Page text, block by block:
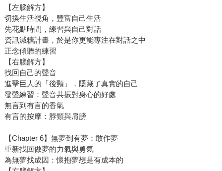
【左腦解方】
切換生活視角，豐富自己生活
先花點時間，練習與自己對話
資訊減糖計畫，於是你更能專注在對話之中
正念傾聽的練習
【右腦解方】
找回自己的聲音
進擊巨人的「後頸」，隱藏了真實的自己
發聲練習：聲音共振對身心的好處
無言到有言的香氣
有言的按摩：脖頸與肩膀
【Chapter 6】無夢到有夢：敢作夢
重新找回做夢的力氣與勇氣
為無夢找成因：懷抱夢想是有成本的